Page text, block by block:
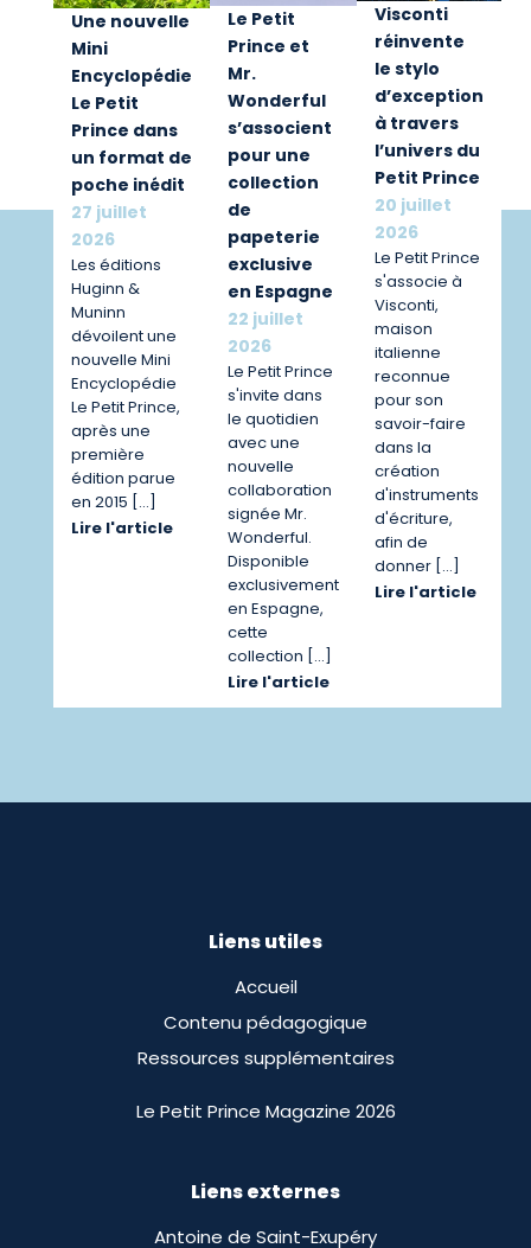
Une nouvelle
Mini
Encyclopédie
Le Petit
Prince dans
un format de
poche inédit
27 juillet
2026
Les éditions
Huginn &
Muninn
dévoilent une
nouvelle Mini
Encyclopédie
Le Petit Prince,
après une
première
édition parue
en 2015 […]
Lire l'article
Le Petit
Prince et
Mr.
Wonderful
s’associent
pour une
collection
de
papeterie
exclusive
en Espagne
22 juillet
2026
Le Petit Prince
s'invite dans
le quotidien
avec une
nouvelle
collaboration
signée Mr.
Wonderful.
Disponible
exclusivement
en Espagne,
cette
collection […]
Lire l'article
Visconti
réinvente
le stylo
d’exception
à travers
l’univers du
Petit Prince
20 juillet
2026
Le Petit Prince
s'associe à
Visconti,
maison
italienne
reconnue
pour son
savoir-faire
dans la
création
d'instruments
d'écriture,
afin de
donner […]
Lire l'article
Liens utiles
Accueil
Contenu pédagogique
Ressources supplémentaires
Le Petit Prince Magazine 2026
Liens externes
Antoine de Saint-Exupéry